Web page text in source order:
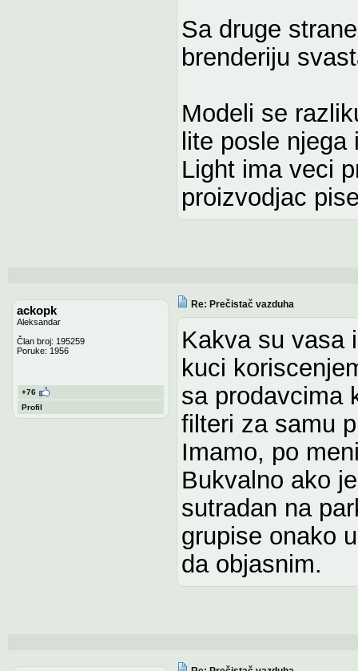
Sa druge
brenderiju
Modeli se
lite posle njega
Light ima veci
proizvodjac
ackopk
Aleksandar
Član broj: 195259
Poruke: 1956
+76
Profil
Re: Prečistač vazduha
Kakva su vasa
kuci
sa prodavcima
filteri za samu
Imamo, po
Bukvalno ako
sutradan na
grupise onako
da objasnim.